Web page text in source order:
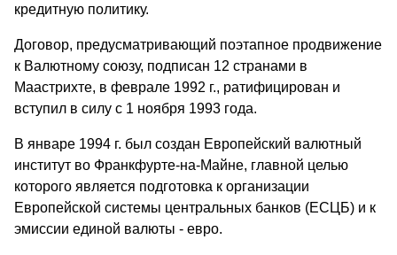
кредитную политику.
Договор, предусматривающий поэтапное продвижение
к Валютному союзу, подписан 12 странами в
Маастрихте, в феврале 1992 г., ратифицирован и
вступил в силу с 1 ноября 1993 года.
В январе 1994 г. был создан Европейский валютный
институт во Франкфурте-на-Майне, главной целью
которого является подготовка к организации
Европейской системы центральных банков (ЕСЦБ) и к
эмиссии единой валюты - евро.